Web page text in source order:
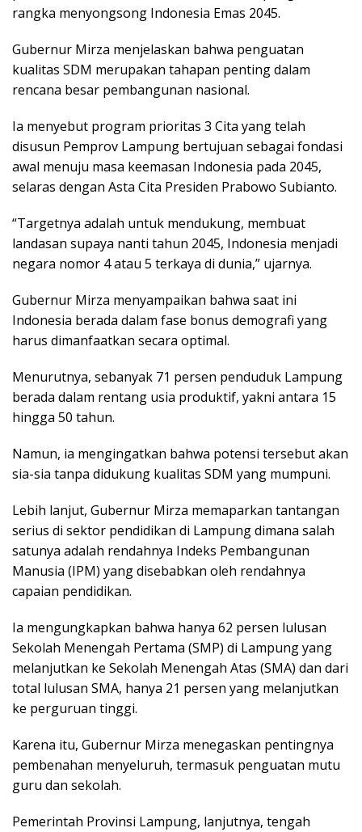
rangka menyongsong Indonesia Emas 2045.
Gubernur Mirza menjelaskan bahwa penguatan
kualitas SDM merupakan tahapan penting dalam
rencana besar pembangunan nasional.
Ia menyebut program prioritas 3 Cita yang telah
disusun Pemprov Lampung bertujuan sebagai fondasi
awal menuju masa keemasan Indonesia pada 2045,
selaras dengan Asta Cita Presiden Prabowo Subianto.
“Targetnya adalah untuk mendukung, membuat
landasan supaya nanti tahun 2045, Indonesia menjadi
negara nomor 4 atau 5 terkaya di dunia,” ujarnya.
Gubernur Mirza menyampaikan bahwa saat ini
Indonesia berada dalam fase bonus demografi yang
harus dimanfaatkan secara optimal.
Menurutnya, sebanyak 71 persen penduduk Lampung
berada dalam rentang usia produktif, yakni antara 15
hingga 50 tahun.
Namun, ia mengingatkan bahwa potensi tersebut akan
sia-sia tanpa didukung kualitas SDM yang mumpuni.
Lebih lanjut, Gubernur Mirza memaparkan tantangan
serius di sektor pendidikan di Lampung dimana salah
satunya adalah rendahnya Indeks Pembangunan
Manusia (IPM) yang disebabkan oleh rendahnya
capaian pendidikan.
Ia mengungkapkan bahwa hanya 62 persen lulusan
Sekolah Menengah Pertama (SMP) di Lampung yang
melanjutkan ke Sekolah Menengah Atas (SMA) dan dari
total lulusan SMA, hanya 21 persen yang melanjutkan
ke perguruan tinggi.
Karena itu, Gubernur Mirza menegaskan pentingnya
pembenahan menyeluruh, termasuk penguatan mutu
guru dan sekolah.
Pemerintah Provinsi Lampung, lanjutnya, tengah